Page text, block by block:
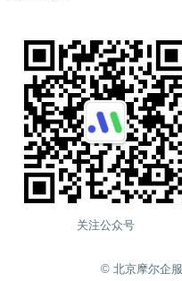
关注公众号
©️ 北京摩尔企